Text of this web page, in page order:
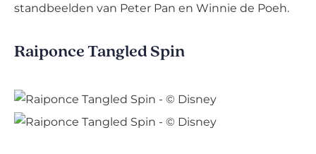
standbeelden van Peter Pan en Winnie de Poeh.
Raiponce Tangled Spin